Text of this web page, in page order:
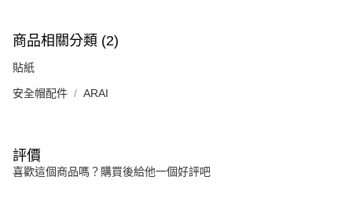
商品相關分類 (2)
貼紙
安全帽配件 ARAI
評價
喜歡這個商品嗎？購買後給他一個好評吧